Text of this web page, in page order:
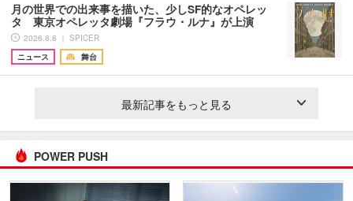
月の世界での出来事を描いた、少しSF的なオペレッ
タ 東京オペレッタ劇場『フラウ・ルナ』が上演
2026.8.8 ｜ SPICER
ニュース
舞台
最新記事をもっと見る
POWER PUSH